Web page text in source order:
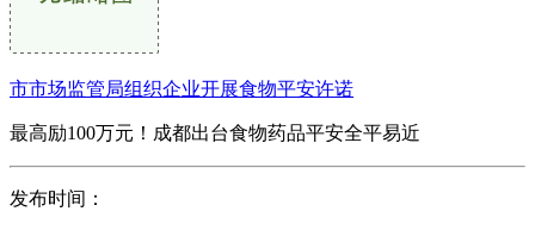
市市场监管局组织企业开展食物平安许诺
最高励100万元！成都出台食物药品平安全平易近
发布时间：